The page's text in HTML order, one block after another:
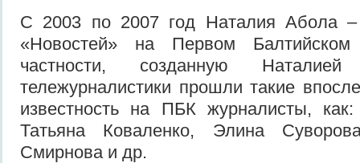
С 2003 по 2007 год Наталия Абола –
«Новостей» на Первом
частности, созданную
тележурналистики прошли такие
известность на ПБК журналисты,
Татьяна Коваленко, Элина
Смирнова и др.